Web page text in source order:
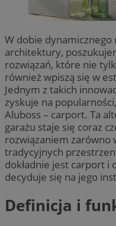
W dobie
architektury,
rozwiązań, które nie
również wpiszą się w
Jednym z takich
zyskuje na
Aluboss – carport. Ta
garażu staje się coraz
rozwiązaniem zarówno
tradycyjnych
dokładnie jest carport i
decyduje się na jego
Definicja i